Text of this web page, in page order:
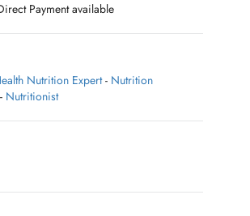
Payment available
Nutrition Expert - Nutrition
- Nutritionist